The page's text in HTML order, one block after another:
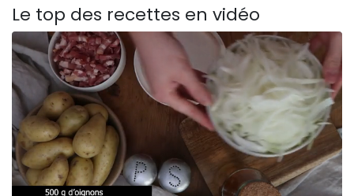
Cuisine pratique
L'actu cuisine
Connexion
Le top des recettes en vidéo